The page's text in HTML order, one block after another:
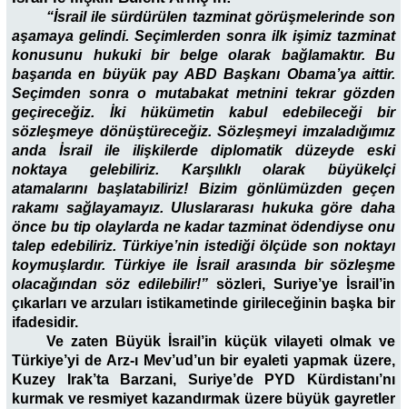
“İsrail ile sürdürülen tazminat görüşmelerinde son
aşamaya gelindi. Seçimlerden sonra ilk işimiz tazminat
konusunu hukuki bir belge olarak bağlamaktır. Bu
başarıda en büyük pay ABD Başkanı Obama’ya aittir.
Seçimden sonra o mutabakat metnini tekrar gözden
geçireceğiz. İki hükümetin kabul edebileceği bir
sözleşmeye dönüştüreceğiz. Sözleşmeyi imzaladığımız
anda İsrail ile ilişkilerde diplomatik düzeyde eski
noktaya gelebiliriz. Karşılıklı olarak büyükelçi
atamalarını başlatabiliriz! Bizim gönlümüzden geçen
rakamı sağlayamayız. Uluslararası hukuka göre daha
önce bu tip olaylarda ne kadar tazminat ödendiyse onu
talep edebiliriz. Türkiye’nin istediği ölçüde son noktayı
koymuşlardır. Türkiye ile İsrail arasında bir sözleşme
olacağından söz edilebilir!” sözleri, Suriye’ye İsrail’in
çıkarları ve arzuları istikametinde girileceğinin başka bir
ifadesidir.
Ve zaten Büyük İsrail’in küçük vilayeti olmak ve
Türkiye’yi de Arz-ı Mev’ud’un bir eyaleti yapmak üzere,
Kuzey Irak’ta Barzani, Suriye’de PYD Kürdistanı’nı
kurmak ve resmiyet kazandırmak üzere büyük gayretler